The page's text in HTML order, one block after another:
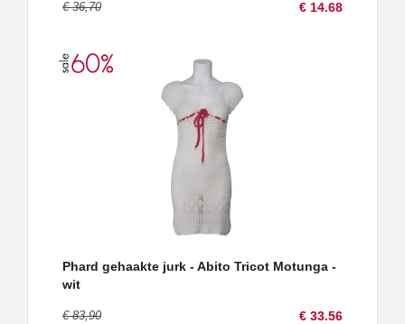
€ 36,70 € 14.68
Phard gehaakte jurk - Abito Tricot Motunga -
wit
€ 83,90 € 33.56